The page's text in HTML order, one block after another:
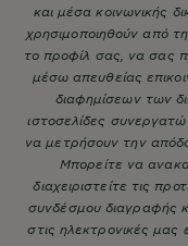
και μέσα κοινωνικής
χρησιμοποιηθούν από
το προφίλ σας, να σας
μέσω απευθείας
διαφημίσεων των
ιστοσελίδες
να μετρήσουν την
Μπορείτε να
διαχειριστείτε τις
συνδέσμου διαγραφής
στις ηλεκτρονικές μας